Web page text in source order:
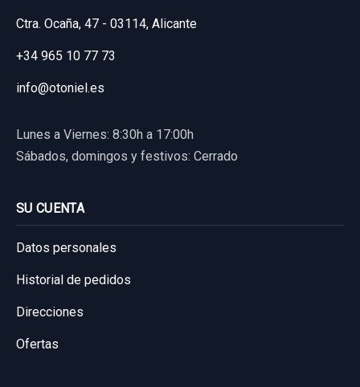
Ctra. Ocaña, 47 - 03114, Alicante
+34 965 10 77 73
info@otoniel.es
Lunes a Viernes: 8:30h a 17:00h
Sábados, domingos y festivos: Cerrado
SU CUENTA
Datos personales
Historial de pedidos
Direcciones
Ofertas